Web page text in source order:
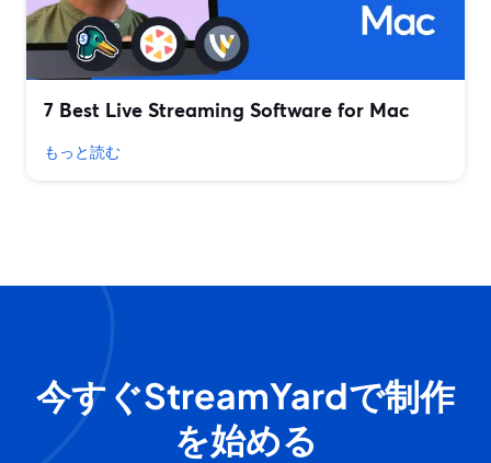
7 Best Live Streaming Software for Mac
もっと読む
今すぐStreamYardで制作
を始める